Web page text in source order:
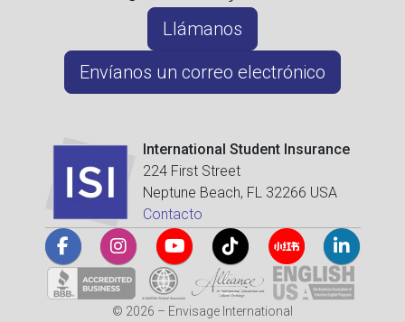
Llámanos
Envíanos un correo electrónico
International Student Insurance
224 First Street
Neptune Beach, FL 32266 USA
Contacto
© 2026 – Envisage International